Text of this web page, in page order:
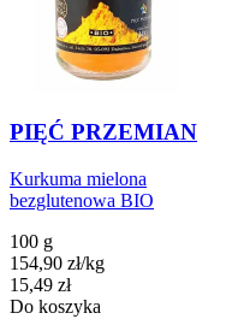
PIĘĆ PRZEMIAN
Kurkuma mielona
bezglutenowa BIO
100 g
154,90 zł/kg
Cena
15,49 zł
Do koszyka